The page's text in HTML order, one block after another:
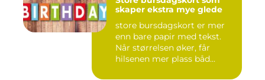
skaper ekstra mye glede
store bursdagskort er mer
enn bare papir med tekst.
Når størrelsen øker, får
hilsenen mer plass båd...